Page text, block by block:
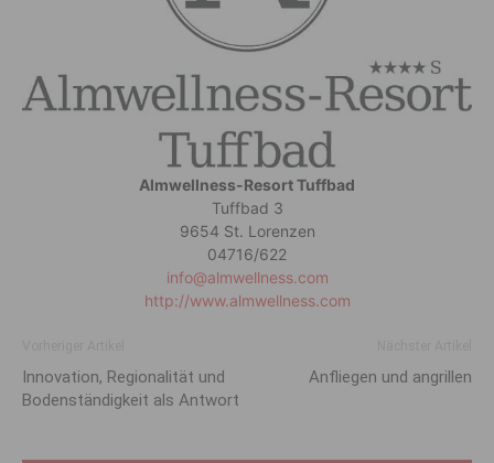
Almwellness-Resort Tuffbad
Tuffbad 3
9654 St. Lorenzen
04716/622
info@almwellness.com
http://www.almwellness.com
Innovation, Regionalität und
Bodenständigkeit als Antwort
Anfliegen und angrillen